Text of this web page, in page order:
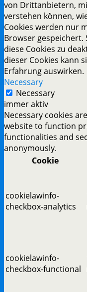
von Drittanbietern,
verstehen können,
Cookies werden nur
Browser gespeichert.
diese Cookies zu
dieser Cookies kann
Erfahrung auswirken.
Necessary
Necessary
immer aktiv
Necessary cookies
website to function
functionalities and
anonymously.
Cookie
cookielawinfo-
checkbox-analytics
cookielawinfo-
checkbox-functional